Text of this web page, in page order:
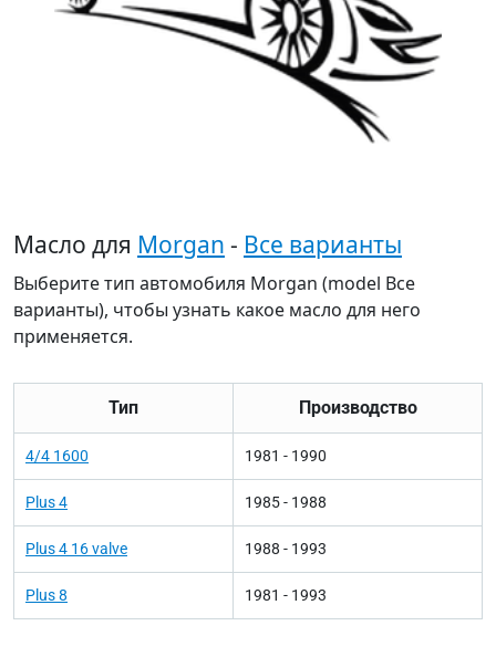
Масло для Morgan - Все варианты
Выберите тип автомобиля Morgan (model Все
варианты), чтобы узнать какое масло для него
применяется.
Тип Производство
4/4 1600 1981 - 1990
Plus 4 1985 - 1988
Plus 4 16 valve 1988 - 1993
Plus 8 1981 - 1993